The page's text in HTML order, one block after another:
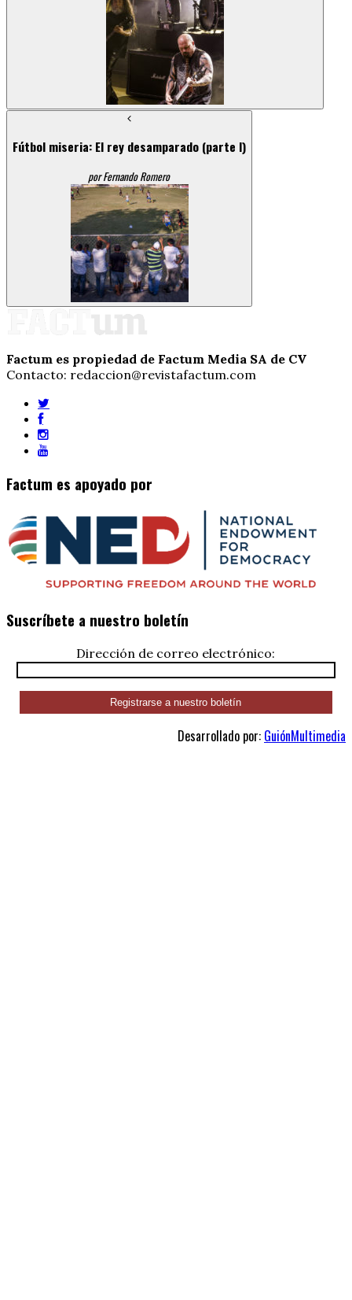
Fútbol miseria: El rey desamparado (parte I)
por Fernando Romero
Factum es propiedad de Factum Media SA de CV
Contacto: redaccion@revistafactum.com
Factum es apoyado por
Suscríbete a nuestro boletín
Dirección de correo electrónico:
Desarrollado por: GuiónMultimedia